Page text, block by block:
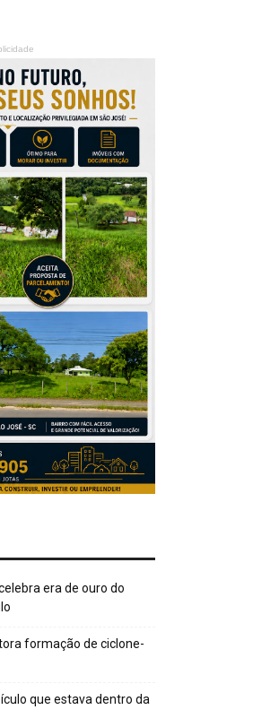
era de ouro do
formação de ciclone-
que estava dentro da